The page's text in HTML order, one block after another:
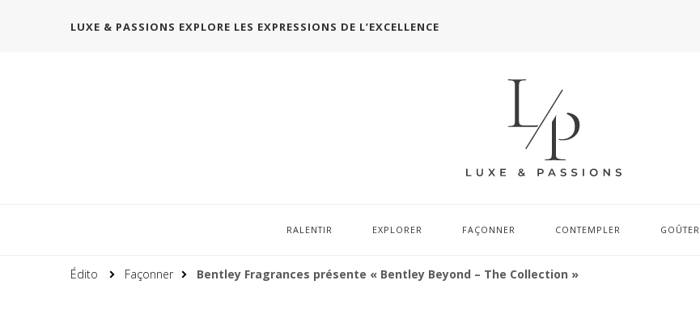
LUXE & PASSIONS EXPLORE LES EXPRESSIONS DE L’EXCELLENCE
RALENTIR EXPLORER FAÇONNER CONTEMPLER GOÛTER
Édito Façonner Bentley Fragrances présente « Bentley Beyond – The Collection »